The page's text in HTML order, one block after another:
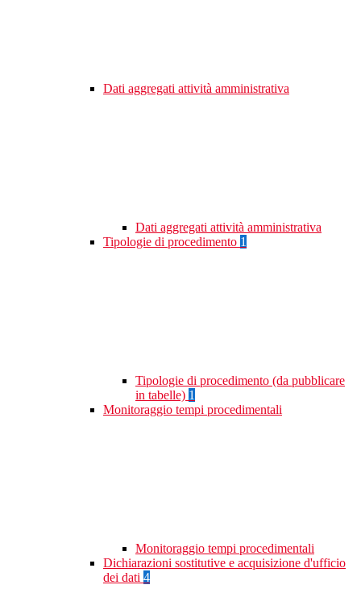
Dati aggregati attività amministrativa
Dati aggregati attività amministrativa
Tipologie di procedimento 1
Tipologie di procedimento (da pubblicare
in tabelle) 1
Monitoraggio tempi procedimentali
Monitoraggio tempi procedimentali
Dichiarazioni sostitutive e acquisizione d'ufficio
dei dati 4